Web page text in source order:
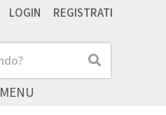
MENU
Cerca
LOGIN REGISTRATI